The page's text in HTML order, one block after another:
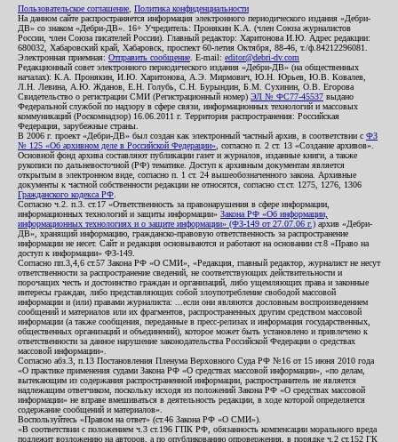
Пользовательское соглашение Политика конфиденциальности
На данном сайте распространяется информация электронного периодического издания «Дебри-
ДВ» со знаком «Дебри-ДВ». 16+ Учредитель: Пронякин К.А. (член Союза журналистов
России, член Союза писателей России). Главный редактор: Харитонова И.Ю. Адрес редакции:
680032, Хабаровский край, Хабаровск, проспект 60-летия Октября, 88-46, т./ф.84212296081.
Электронная приемная: Отправить сообщение . E-mail: editor@debri-dv.com
Редакционный совет электронного периодического издания «Дебри-ДВ» (на общественных
началах): К.А. Пронякин, И.Ю. Харитонова, А.Э. Мирмович, Ю.Н. Юрьев, Ю.В. Ковалев,
Л.Н. Левина, А.Ю. Жданов, Е.Н. Голубь, С.Н. Бурындин, Б.М. Сухинин, О.В. Егорова
Свидетельство о регистрации СМИ (Регистрационный номер) ЭЛ № ФС77-45537 выдано
Федеральной службой по надзору в сфере связи, информационных технологий и массовых
коммуникаций (Роскомнадзор) 16.06.2011 г. Территория распространения: Российская
Федерация, зарубежные страны.
В 2006 г. проект «Дебри-ДВ» был создан как электронный частный архив, в соответствии с ФЗ
№ 125 «Об архивном деле в Российской Федерации» , согласно п. 2 ст. 13 «Создание архивов».
Основной фонд архива составляют публикации газет и журналов, изданные книги, а также
рукописи по дальневосточной (РФ) тематике. Доступ к архивным документам является
открытым в электронном виде, согласно п. 1 ст. 24 вышеобозначенного закона. Архивные
документы к частной собственности редакции не относятся, согласно ст.ст. 1275, 1276, 1306
Гражданского кодекса РФ
Согласно ч.2. п.3. ст.17 «Ответственность за правонарушения в сфере информации,
информационных технологий и защиты информации» Закона РФ «Об информации,
информационных технологиях и о защите информации» (ФЗ-149 от 27.07.06 г.) архив «Дебри-
ДВ», хранящий информацию, гражданско-правовую ответственность за распространение
информации не несет. Сайт и редакция основываются и работают на основании ст.8 «Право на
доступ к информации» ФЗ-149.
Согласно пп.3,4,6 ст.57 Закона РФ «О СМИ», «Редакция, главный редактор, журналист не несут
ответственности за распространение сведений, не соответствующих действительности и
порочащих честь и достоинство граждан и организаций, либо ущемляющих права и законные
интересы граждан, либо представляющих собой злоупотребление свободой массовой
информации и (или) правами журналиста: ...если они являются дословным воспроизведением
сообщений и материалов или их фрагментов, распространенных другим средством массовой
информации (а также сообщения, переданные в пресс-релизах и информация государственных,
общественных организаций и объединений), которое может быть установлено и привлечено к
ответственности за данное нарушение законодательства Российской Федерации о средствах
массовой информации».
Согласно абз.3, п.13 Постановления Пленума Верховного Суда РФ №16 от 15 июня 2010 года
«О практике применения судами Закона РФ «О средствах массовой информации», «по делам,
вытекающим из содержания распространенной информации, распространитель не является
надлежащим ответчиком, поскольку исходя из положений Закона РФ «О средствах массовой
информации» не вправе вмешиваться в деятельность редакции, в ходе которой определяется
содержание сообщений и материалов».
Воспользуйтесь «Правом на ответ» (ст.46 Закона РФ «О СМИ»).
«В соответствии с положением ч.3 ст.196 ГПК РФ, обязанность компенсации морального вреда
подлежит возложению на авторов, а по опубликованию опровержения, в порядке ч.2 ст.152 ГК